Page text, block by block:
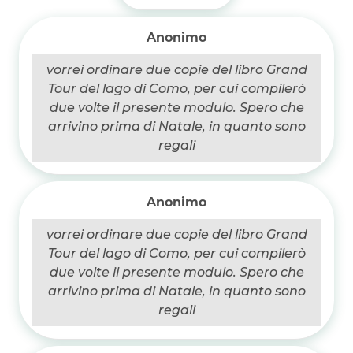
Anonimo
vorrei ordinare due copie del libro Grand
Tour del lago di Como, per cui compilerò
due volte il presente modulo. Spero che
arrivino prima di Natale, in quanto sono
regali
Anonimo
vorrei ordinare due copie del libro Grand
Tour del lago di Como, per cui compilerò
due volte il presente modulo. Spero che
arrivino prima di Natale, in quanto sono
regali